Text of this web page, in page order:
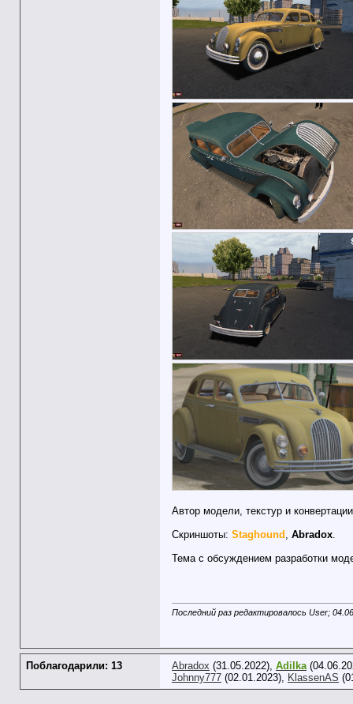
Автор модели, текстур и
Скриншоты: Staghound , Abradox.
Тема с обсуждением разработки
Последний раз редактировалось User;
Поблагодарили: 13 Abradox (31.05.2022), Adilka
Johnny777 (02.01.2023), KlassenAS